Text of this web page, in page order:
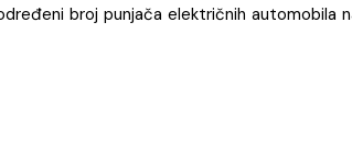
broj punjača električnih automobila